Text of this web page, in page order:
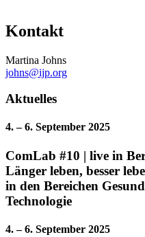
Kontakt
Martina Johns
johns@ijp.org
Aktuelles
4. – 6. September 2025
ComLab #10 | live in
Länger leben, besser
in den Bereichen
Technologie
4. – 6. September 2025